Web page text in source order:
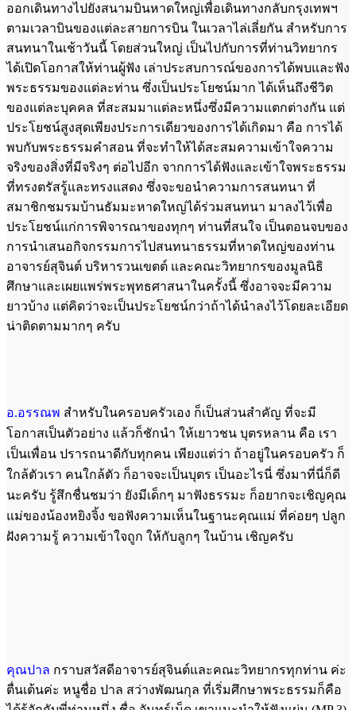
ออกเดินทางไปยังสนามบินหาดใหญ่เพื่อเดินทางกลับกรุงเทพฯ
ตามเวลาบินของแต่ละสายการบิน ในเวลาไล่เลี่ยกัน สำหรับการ
สนทนาในเช้าวันนี้ โดยส่วนใหญ่ เป็นไปกับการที่ท่านวิทยากร
ได้เปิดโอกาสให้ท่านผู้ฟัง เล่าประสบการณ์ของการได้พบและฟัง
พระธรรมของแต่ละท่าน ซึ่งเป็นประโยชน์มาก ได้เห็นถึงชีวิต
ของแต่ละบุคคล ที่สะสมมาแต่ละหนึ่งซึ่งมีความแตกต่างกัน แต่
ประโยชน์สูงสุดเพียงประการเดียวของการได้เกิดมา คือ การได้
พบกับพระธรรมคำสอน ที่จะทำให้ได้สะสมความเข้าใจความ
จริงของสิ่งที่มีจริงๆ ต่อไปอีก จากการได้ฟังและเข้าใจพระธรรม
ที่ทรงตรัสรู้และทรงแสดง ซึ่งจะขอนำความการสนทนา ที่
สมาชิกชมรมบ้านธัมมะหาดใหญ่ได้ร่วมสนทนา มาลงไว้เพื่อ
ประโยชน์แก่การพิจารณาของทุกๆ ท่านที่สนใจ เป็นตอนจบของ
การนำเสนอกิจกรรมการไปสนทนาธรรมที่หาดใหญ่ของท่าน
อาจารย์สุจินต์ บริหารวนเขตต์ และคณะวิทยากรของมูลนิธิ
ศึกษาและเผยแพร่พระพุทธศาสนาในครั้งนี้ ซึ่งอาจจะมีความ
ยาวบ้าง แต่คิดว่าจะเป็นประโยชน์กว่าถ้าได้นำลงไว้โดยละเอียด
น่าติดตามมากๆ ครับ
อ.อรรณพ สำหรับในครอบครัวเอง ก็เป็นส่วนสำคัญ ที่จะมี
โอกาสเป็นตัวอย่าง แล้วก็ชักนำ ให้เยาวชน บุตรหลาน คือ เรา
เป็นเพื่อน ปรารถนาดีกับทุกคน เพียงแต่ว่า ถ้าอยู่ในครอบครัว ก็
ใกล้ตัวเรา คนใกล้ตัว ก็อาจจะเป็นบุตร เป็นอะไรนี่ ซึ่งมาที่นี่ก็ดี
นะครับ รู้สึกชื่นชมว่า ยังมีเด็กๆ มาฟังธรรมะ ก็อยากจะเชิญคุณ
แม่ของน้องหยิงจิ้ง ขอฟังความเห็นในฐานะคุณแม่ ที่ค่อยๆ ปลูก
ฝังความรู้ ความเข้าใจถูก ให้กับลูกๆ ในบ้าน เชิญครับ
คุณปาล กราบสวัสดีอาจารย์สุจินต์และคณะวิทยากรทุกท่าน ค่ะ
ตื่นเต้นค่ะ หนูชื่อ ปาล สว่างพัฒนกุล ที่เริ่มศึกษาพระธรรมก็คือ